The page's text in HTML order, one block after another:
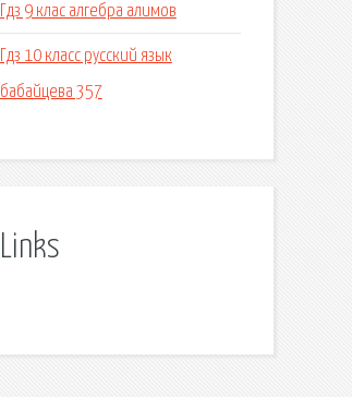
Гдз 9 клас алгебра алимов
Гдз 10 класс русский язык
бабайцева 357
Links